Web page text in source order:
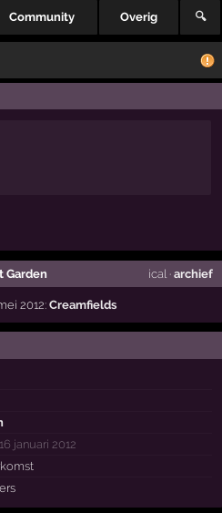
Community Overig 🔍
Garden ical · archief
2012:Creamfields
januari 2012